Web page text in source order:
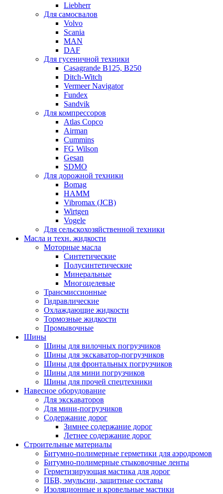
Liebherr
Для самосвалов
Volvo
Scania
MAN
DAF
Для гусеничной техники
Casagrande B125, B250
Ditch-Witch
Vermeer Navigator
Fundex
Sandvik
Для компрессоров
Atlas Copco
Airman
Cummins
FG Wilson
Gesan
SDMO
Для дорожной техники
Bomag
HAMM
Vibromax (JCB)
Wirtgen
Vogele
Для сельскохозяйственной техники
Масла и техн. жидкости
Моторные масла
Синтетические
Полусинтетические
Минеральные
Многоцелевые
Трансмиссионные
Гидравлические
Охлаждающие жидкости
Тормозные жидкости
Промывочные
Шины
Шины для вилочных погрузчиков
Шины для экскаватор-погрузчиков
Шины для фронтальных погрузчиков
Шины для мини погрузчиков
Шины для прочей спецтехники
Навесное оборудование
Для экскаваторов
Для мини-погрузчиков
Содержание дорог
Зимнее содержание дорог
Летнее содержание дорог
Строительные материалы
Битумно-полимерные герметики для аэродромов
Битумно-полимерные стыковочные ленты
Герметизирующая мастика для дорог
ПБВ, эмульсии, защитные составы
Изоляционные и кровельные мастики